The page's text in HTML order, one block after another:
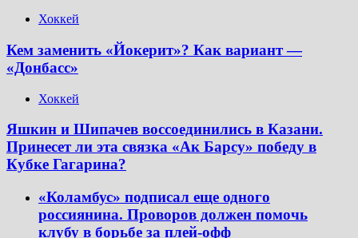
Хоккей
Кем заменить «Йокерит»? Как вариант —
«Донбасс»
Хоккей
Яшкин и Шипачев воссоединились в Казани.
Принесет ли эта связка «Ак Барсу» победу в
Кубке Гагарина?
«Коламбус» подписал еще одного
россиянина. Проворов должен помочь
клубу в борьбе за плей-офф